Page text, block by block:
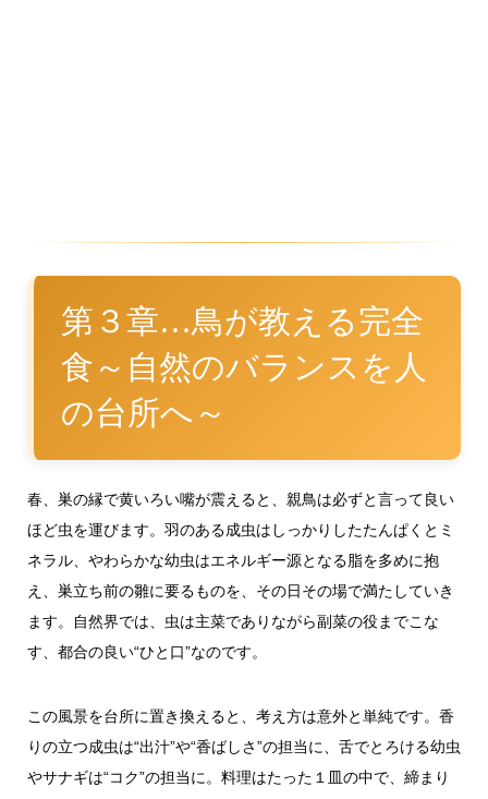
第３章…鳥が教える完全
食～自然のバランスを人
の台所へ～
春、巣の縁で黄いろい嘴が震えると、親鳥は必ずと言って良い
ほど虫を運びます。羽のある成虫はしっかりしたたんぱくとミ
ネラル、やわらかな幼虫はエネルギー源となる脂を多めに抱
え、巣立ち前の雛に要るものを、その日その場で満たしていき
ます。自然界では、虫は主菜でありながら副菜の役までこな
す、都合の良い“ひと口”なのです。
この風景を台所に置き換えると、考え方は意外と単純です。香
りの立つ成虫は“出汁”や“香ばしさ”の担当に、舌でとろける幼虫
やサナギは“コク”の担当に。料理はたった１皿の中で、締まり